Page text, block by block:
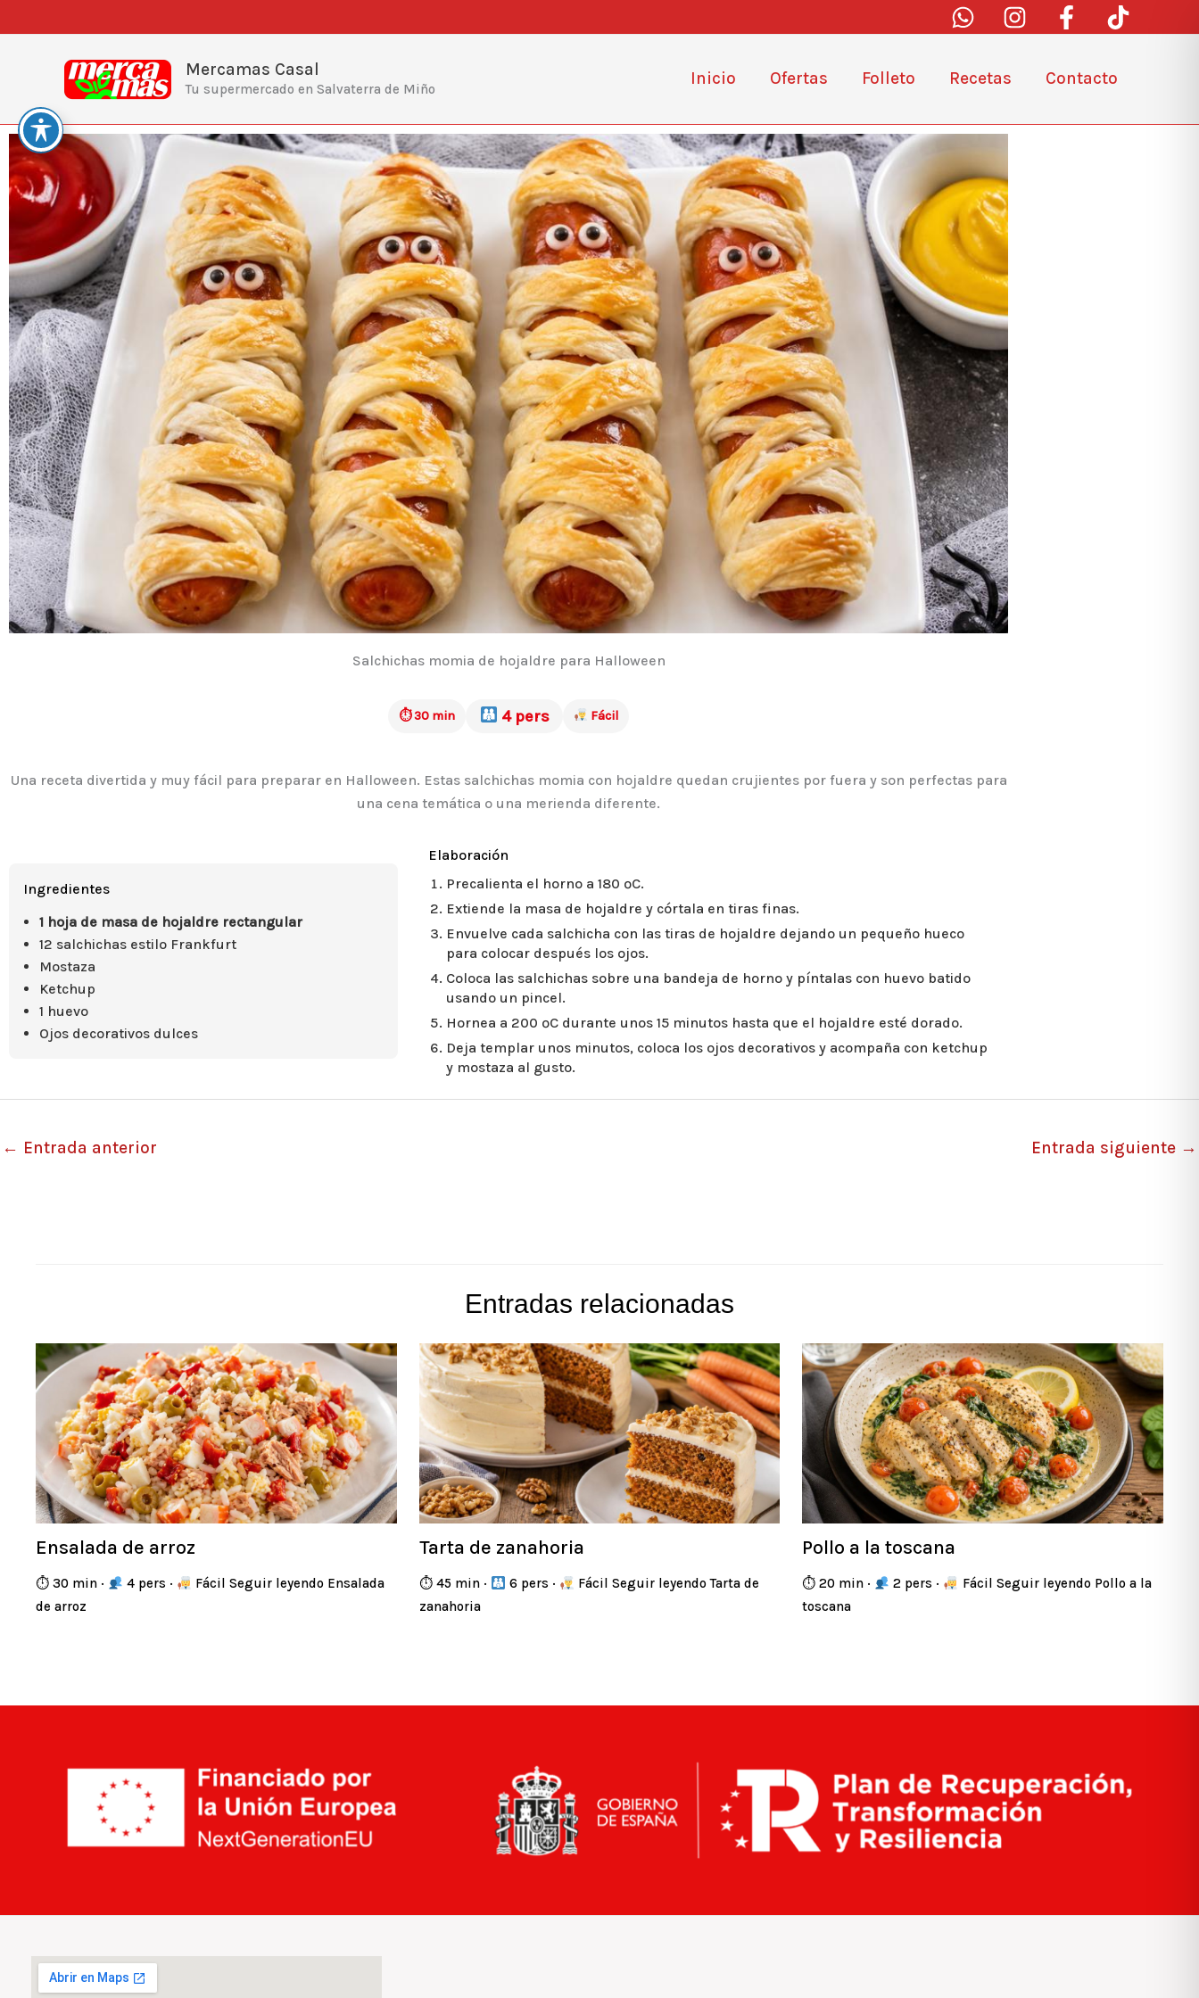
al
contenido
Mercamas Casal
Tu supermercado en Salvaterra de Miño
Inicio Ofertas Folleto Recetas Contacto
Salchichas momia de hojaldre para Halloween
⏱ 30 min 4 pers Fácil
Una receta divertida y muy fácil para preparar en Halloween. Estas salchichas momia con hojaldre quedan crujientes por fuera y son perfectas para
una cena temática o una merienda diferente.
Ingredientes
1 hoja de masa de hojaldre rectangular
12 salchichas estilo Frankfurt
Mostaza
Ketchup
1 huevo
Ojos decorativos dulces
Elaboración
Precalienta el horno a 180 ºC.
Extiende la masa de hojaldre y córtala en tiras finas.
Envuelve cada salchicha con las tiras de hojaldre dejando un pequeño hueco
para colocar después los ojos.
Coloca las salchichas sobre una bandeja de horno y píntalas con huevo batido
usando un pincel.
Hornea a 200 ºC durante unos 15 minutos hasta que el hojaldre esté dorado.
Deja templar unos minutos, coloca los ojos decorativos y acompaña con ketchup
y mostaza al gusto.
← Entrada anterior Entrada siguiente →
Entradas relacionadas
Ensalada de arroz
⏱ 30 min · 4 pers ·
Fácil Seguir leyendo Ensalada
de arroz
Tarta de zanahoria
⏱ 45 min · 6 pers ·
Fácil Seguir leyendo Tarta de
zanahoria
Pollo a la toscana
⏱ 20 min · 2 pers ·
Fácil Seguir leyendo Pollo a la
toscana